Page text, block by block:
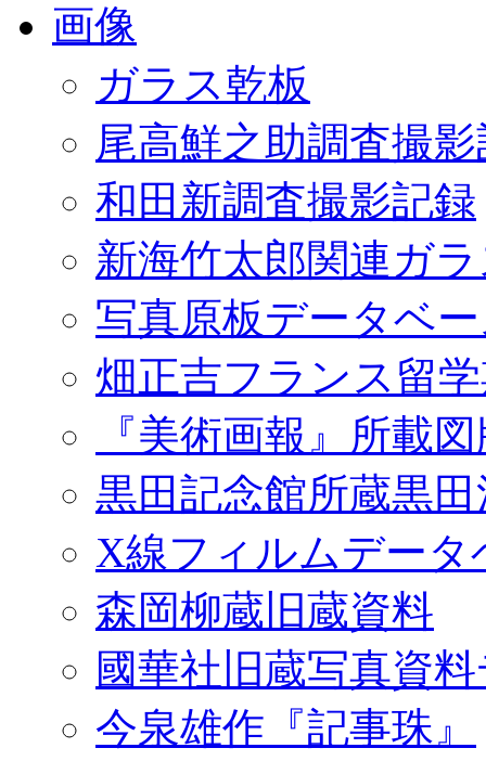
画像
ガラス乾板
尾高鮮之助調査撮
和田新調査撮影記録
新海竹太郎関連ガ
写真原板データベ
畑正吉フランス留
『美術画報』所載
黒田記念館所蔵黒
X線フィルムデータ
森岡柳蔵旧蔵資料
國華社旧蔵写真資
今泉雄作『記事珠』